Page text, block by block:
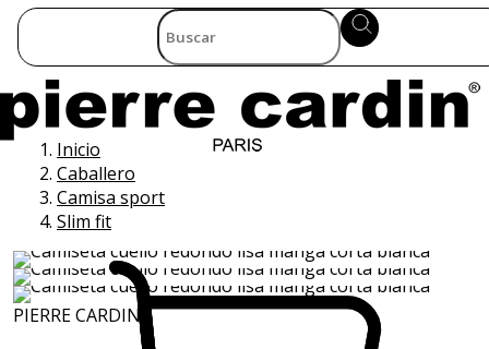
Inicio
Caballero
Camisa sport
Slim fit
PIERRE CARDIN